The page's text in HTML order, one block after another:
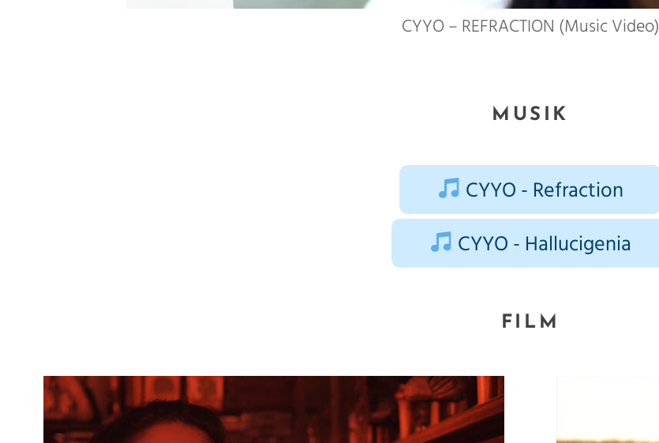
CYYO – REFRACTION (Music Video)
MUSIK
CYYO - Refraction
CYYO - Hallucigenia
FILM